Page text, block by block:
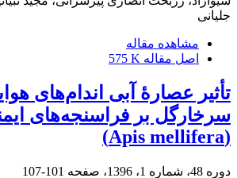
جلیانی
مشاهده مقاله
اصل مقاله 575 K
تأثیر عصارۀ آبی اندام‌های
سرخارگل بر فراسنجه‌های
(Apis mellifera)
دوره 48، شماره 1، 1396، صفحه 101-107